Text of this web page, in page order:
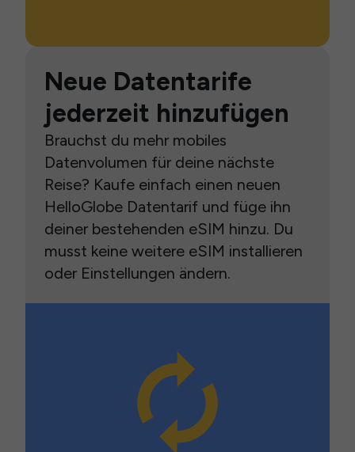
Neue Datentarife
jederzeit hinzufügen
Brauchst du mehr mobiles
Datenvolumen für deine nächste
Reise? Kaufe einfach einen neuen
HelloGlobe Datentarif und füge ihn
deiner bestehenden eSIM hinzu. Du
musst keine weitere eSIM installieren
oder Einstellungen ändern.